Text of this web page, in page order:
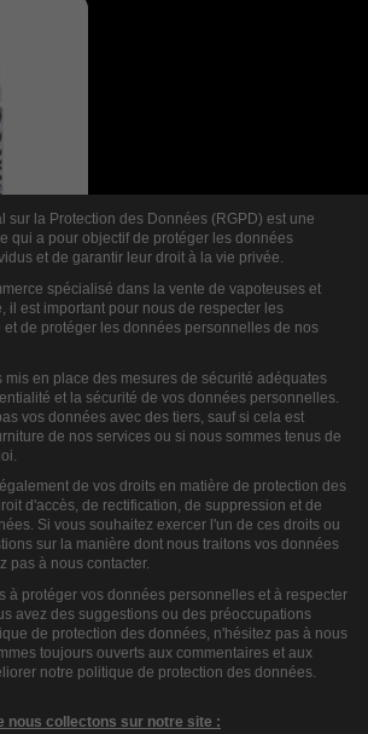
(0)
sur la Protection des Données (RGPD) est une
qui a pour objectif de protéger les données
et de garantir leur droit à la vie privée.
spécialisé dans la vente de vapoteuses et
il est important pour nous de respecter les
de protéger les données personnelles de nos
mis en place des mesures de sécurité adéquates
et la sécurité de vos données personnelles.
vos données avec des tiers, sauf si cela est
de nos services ou si nous sommes tenus de
de vos droits en matière de protection des
d'accès, de rectification, de suppression et de
Si vous souhaitez exercer l'un de ces droits ou
sur la manière dont nous traitons vos données
pas à nous contacter.
à protéger vos données personnelles et à respecter
avez des suggestions ou des préoccupations
de protection des données, n'hésitez pas à nous
toujours ouverts aux commentaires et aux
notre politique de protection des données.
nous collectons sur notre site :